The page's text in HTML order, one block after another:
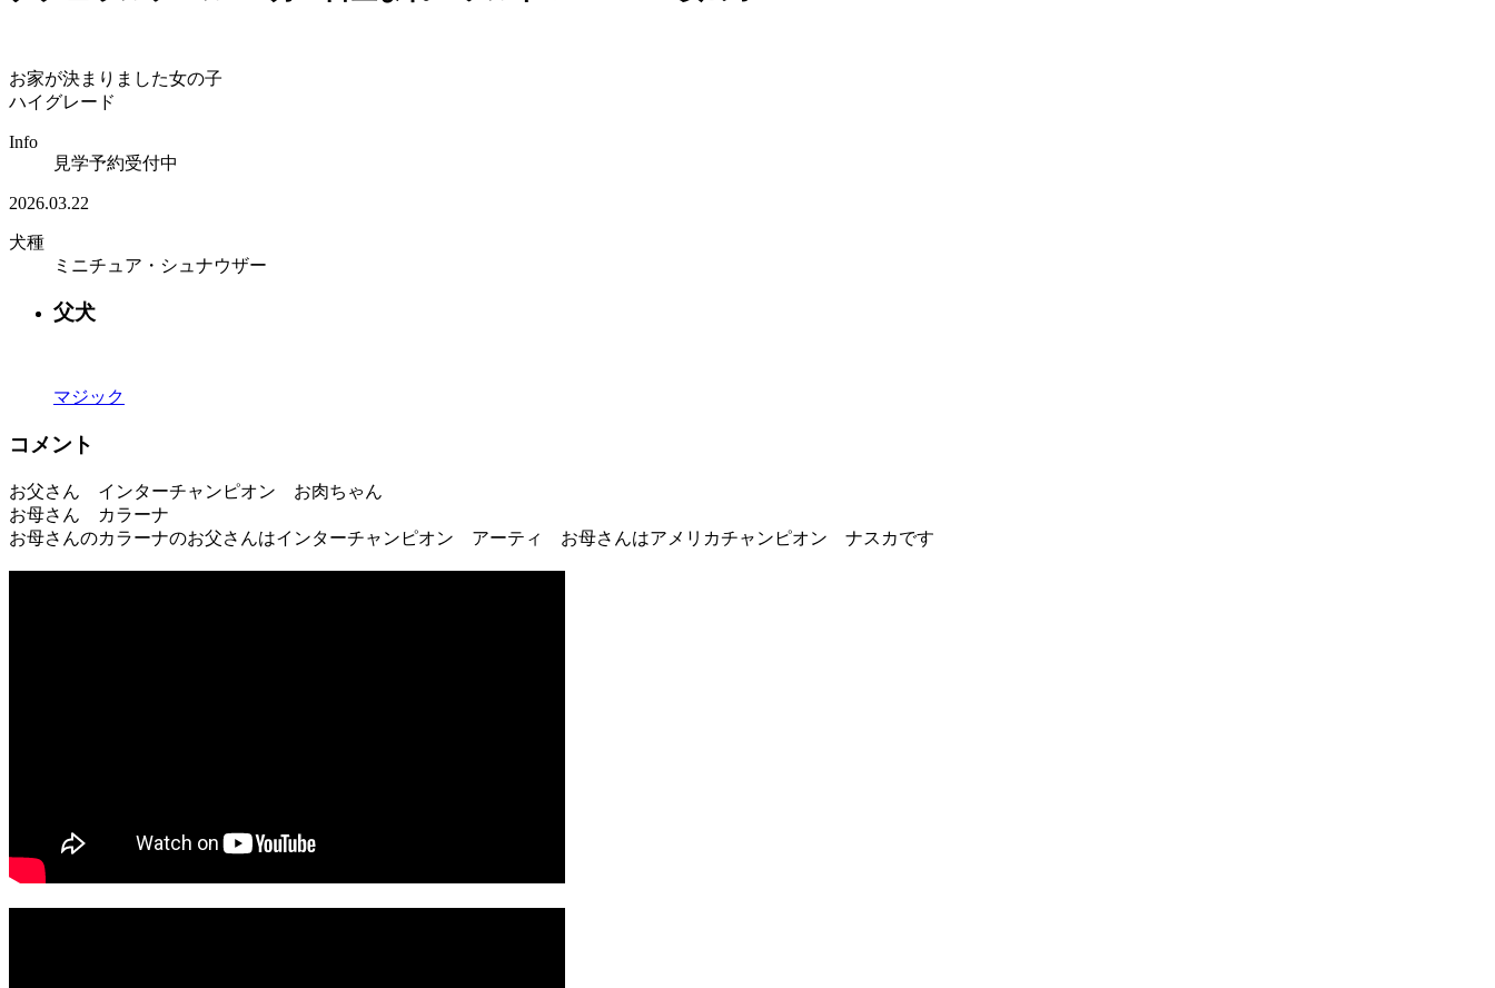
お家が決まりました女の子
ハイグレード
Info
見学予約受付中
2026.03.22
犬種
ミニチュア・シュナウザー
父犬
マジック
コメント
お父さん インターチャンピオン お肉ちゃん
お母さん カラーナ
お母さんのカラーナのお父さんはインターチャンピオン アーティ お母さんはアメリカチャンピオン ナスカです